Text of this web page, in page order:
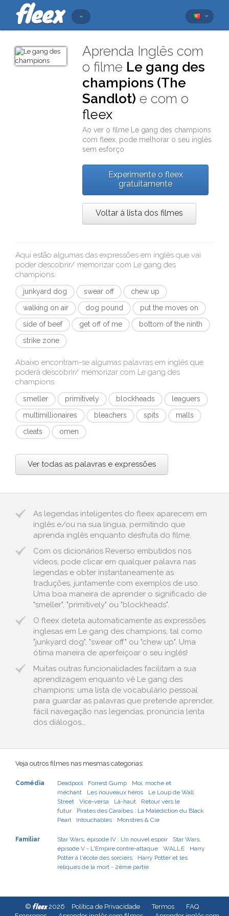
Aprenda Inglês com
o filme Le gang des
champions (The
Sandlot) e com o
fleex
Ao ver o filme
Le gang des champions
comfleex , pode melhorar o seu inglês
sem esforço
Experimente o fleex
gratuitamente
Voltar à lista dos filmes
Aqui estão algumas das expressões em inglês que vai
poder descobrir/ memorizar com Le gang des
champions:
junkyard dog swear off
chew up
walking on air
dog pound
put the moves on
side of beef
get off of me
bottom of the ninth
strike zone
Abaixo encontram-se algumas palavras em inglês que
poderá descobrir/ memorizar com Le gang des
champions:
smeller primitively blockheads
leaguers
multimillionaires
bleachers spits
malls
cleats
omen
Ver todas as palavras e expressões
As legendas inteligentes do fleex aparecem em
inglês e/ou na sua língua, permitindo que
aprenda inglês enquanto desfruta do filme.
Com os dicionários Reverso embutidos nos
vídeos, pode clicar em qualquer palavra nas
legendas e obter instantaneamente as
traduções, juntamente com exemplos de uso.
Uma boa maneira de aprender o significado de
"smeller", "primitively" ou "blockheads".
O fleex deteta automaticamente as expressões
inglesas em Le gang des champions, tal como
"junkyard dog", "swear off" ou "chew up". Uma
ótima maneira de aperfeiçoar o seu inglês!
Muitas outras funcionalidades facilitam a sua
aprendizagem enquanto vê Le gang des
champions: uma lista de vocabulário pessoal
para guardar as palavras que pretende aprender,
fácil navegação nas legendas, pronúncia lenta
dos diálogos...
Veja outros filmes nas mesmas categorias:
Comédia Deadpool Forrest Gump
Moi, moche et
méchant
Les nouveaux héros
Le Loup de Wall
Street
Vice-versa Là-haut
Retour vers le
futur
Pirates des Caraïbes : La Malédiction du Black
Pearl
Intouchables Monstres & Cie
Familiar Star Wars, épisode IV : Un nouvel espoir
Star Wars,
épisode V - L'Empire contre-attaque
WALL·E
Harry
Potter à l'école des sorciers
Harry Potter et les
reliques de la mort - 2ème partie
© fleex2026 Política de Privacidade Termos
FAQ